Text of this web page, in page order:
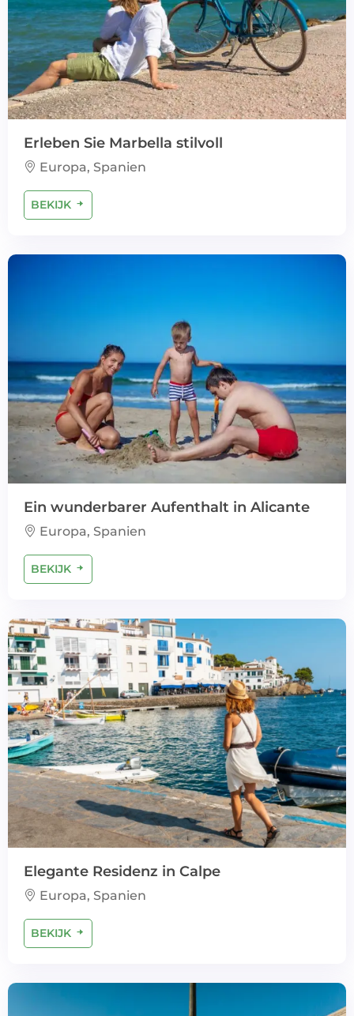
Erleben Sie Marbella stilvoll
Europa, Spanien
BEKIJK
Ein wunderbarer Aufenthalt in Alicante
Europa, Spanien
BEKIJK
Elegante Residenz in Calpe
Europa, Spanien
BEKIJK